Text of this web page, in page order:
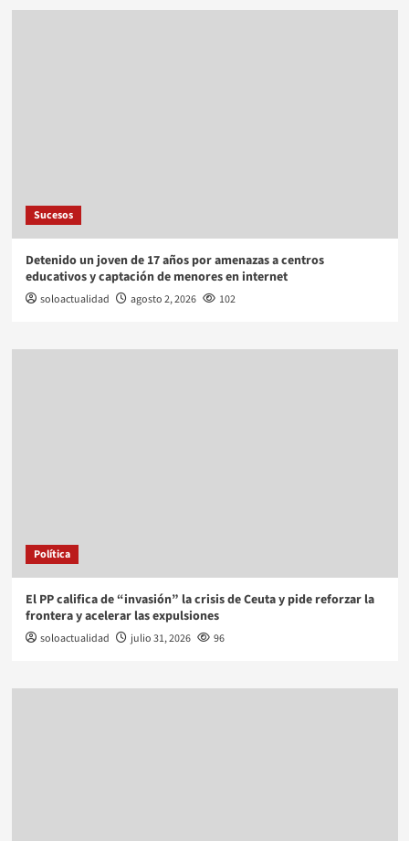
Sucesos
Detenido un joven de 17 años por amenazas a centros
educativos y captación de menores en internet
soloactualidad agosto 2, 2026 102
Política
El PP califica de “invasión” la crisis de Ceuta y pide reforzar la
frontera y acelerar las expulsiones
soloactualidad julio 31, 2026 96